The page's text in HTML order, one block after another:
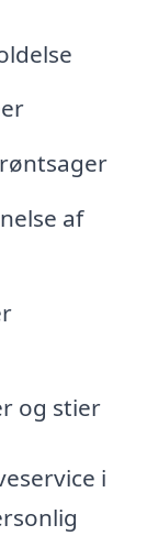
af
og stier
i